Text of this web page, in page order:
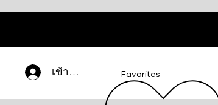
เข้าสู่ระบบ Favorites